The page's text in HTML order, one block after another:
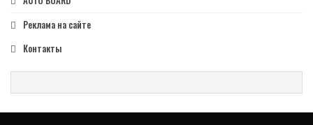
Реклама на сайте
Контакты